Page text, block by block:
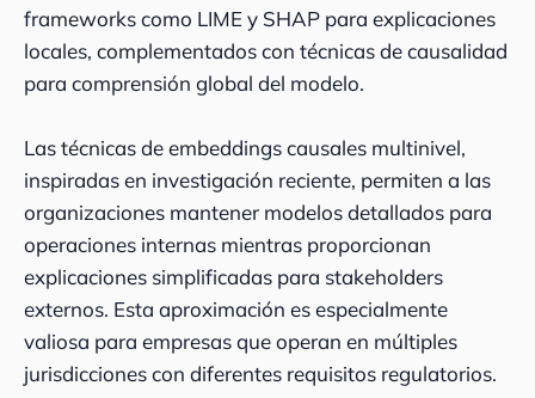
frameworks como LIME y SHAP para explicaciones
locales, complementados con técnicas de causalidad
para comprensión global del modelo.
Las técnicas de embeddings causales multinivel,
inspiradas en investigación reciente, permiten a las
organizaciones mantener modelos detallados para
operaciones internas mientras proporcionan
explicaciones simplificadas para stakeholders
externos. Esta aproximación es especialmente
valiosa para empresas que operan en múltiples
jurisdicciones con diferentes requisitos regulatorios.